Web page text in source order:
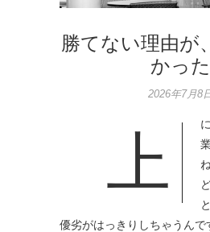
勝てない理由が
かった
2026年7月8
上
優劣がはっきりしちゃうん